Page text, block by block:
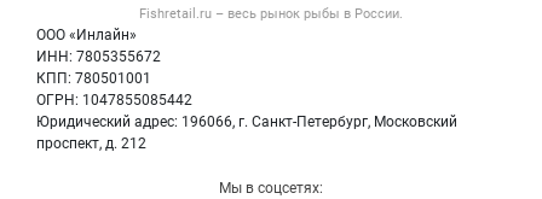
Fishretail.ru – весь рынок рыбы в России.
ООО «Инлайн»
ИНН: 7805355672
КПП: 780501001
ОГРН: 1047855085442
Юридический адрес: 196066, г. Санкт-Петербург, Московский
проспект, д. 212
Политика обработки персональных данных
Блог
Икра
Мы в соцсетях: